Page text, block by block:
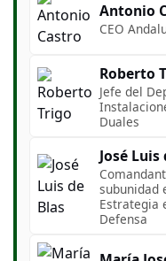
Antonio
CEO
Roberto
Jefe del
Duales
José Luis
subunidad
Estrategia
Defensa